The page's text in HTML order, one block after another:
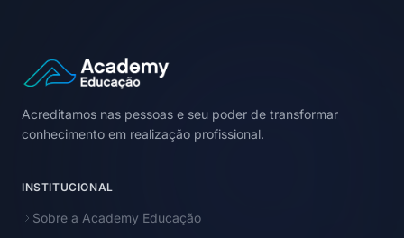
Acreditamos nas pessoas e seu poder de transformar
conhecimento em realização profissional.
INSTITUCIONAL
Sobre a Academy Educação